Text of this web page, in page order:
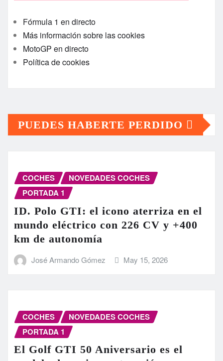
Fórmula 1 en directo
Más información sobre las cookies
MotoGP en directo
Política de cookies
PUEDES HABERTE PERDIDO
COCHES
NOVEDADES COCHES
PORTADA 1
ID. Polo GTI: el icono aterriza en el
mundo eléctrico con 226 CV y +400
km de autonomía
José Armando Gómez May 15, 2026
COCHES
NOVEDADES COCHES
PORTADA 1
El Golf GTI 50 Aniversario es el